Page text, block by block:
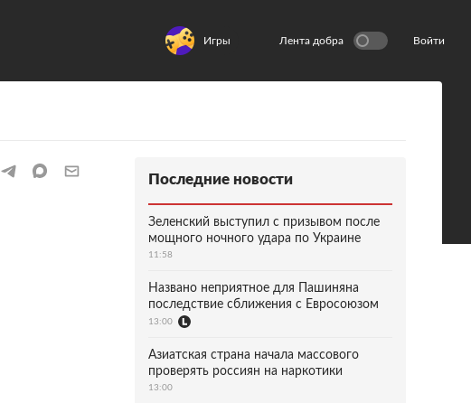
Игры Лента добра Войти
Последние новости
Зеленский выступил с призывом после
мощного ночного удара по Украине
11:58
Названо неприятное для Пашиняна
последствие сближения с Евросоюзом
13:00
Азиатская страна начала массового
проверять россиян на наркотики
13:00